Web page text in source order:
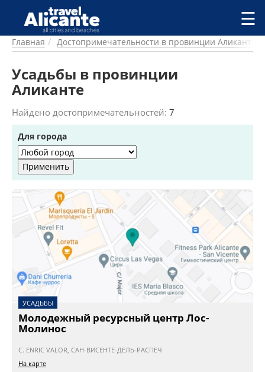
Перейти к основному содержанию
ГОРОДА
ПИТАНИЕ
ПРОЖИВАНИЕ
ПЛЯЖИ
ДОСТОПРИМЕЧАТЕЛЬНОСТИ
КЕМПИНГ
КОМАРКИ (РАЙОНЫ)
РЕЦЕПТЫ
ПРЕДЛОЖЕНИЯ
СТАТЬИ
УСЛУГИ
☰
Главная Достопримечательности в провинции Аликанте
Усадьбы в провинции
Аликанте
Найдено достопримечательностей: 7
Для города
УСАДЬБЫ
Молодежный ресурсный центр Лос-
Молинос
C. ENRIC VALOR, САН-ВИСЕНТЕ-ДЕЛЬ-РАСПЕЧ
На карте